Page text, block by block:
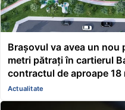
Brașovul va avea un
metri pătrați în cartierul
contractul de aproape 18
Actualitate